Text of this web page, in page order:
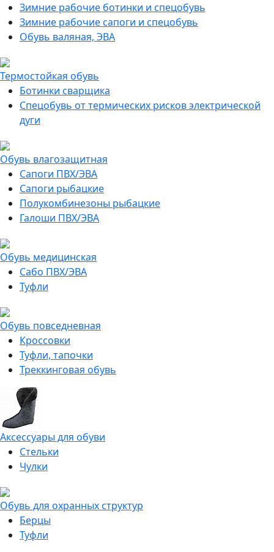
Зимние рабочие ботинки и спецобувь
Зимние рабочие сапоги и спецобувь
Обувь валяная, ЭВА
Термостойкая обувь
Ботинки сварщика
Спецобувь от термических рисков электрической
дуги
Обувь влагозащитная
Сапоги ПВХ/ЭВА
Сапоги рыбацкие
Полукомбинезоны рыбацкие
Галоши ПВХ/ЭВА
Обувь медицинская
Сабо ПВХ/ЭВА
Туфли
Обувь повседневная
Кроссовки
Туфли, тапочки
Треккинговая обувь
Аксессуары для обуви
Стельки
Чулки
Обувь для охранных структур
Берцы
Туфли